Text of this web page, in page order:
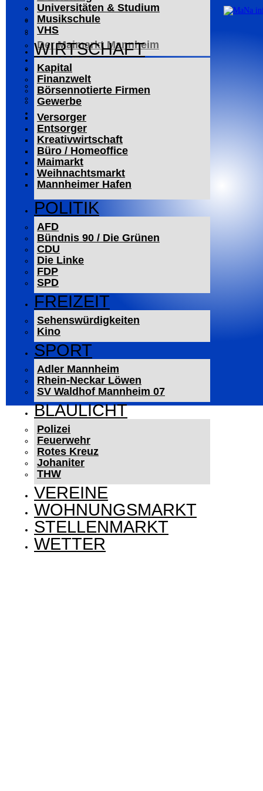
Universitäten & Studium
Musikschule
VHS
WIRTSCHAFT
Kapital
Finanzwelt
Börsennotierte Firmen
Gewerbe
Versorger
Entsorger
Kreativwirtschaft
Büro / Homeoffice
Maimarkt
Weihnachtsmarkt
Mannheimer Hafen
POLITIK
AFD
Bündnis 90 / Die Grünen
CDU
Die Linke
FDP
SPD
FREIZEIT
Sehenswürdigkeiten
Kino
SPORT
Adler Mannheim
Rhein-Neckar Löwen
SV Waldhof Mannheim 07
BLAULICHT
Polizei
Feuerwehr
Rotes Kreuz
Johaniter
THW
VEREINE
WOHNUNGSMARKT
STELLENMARKT
WETTER
Der Mannheimer Wasserturm
Das Technoseum Mannheim
Die Alte Feuerwache
Der Maimarkt Mannheim
LESERBRIEFE
ARCHIV
Das Neueste
Leitartikel
WERBUNG